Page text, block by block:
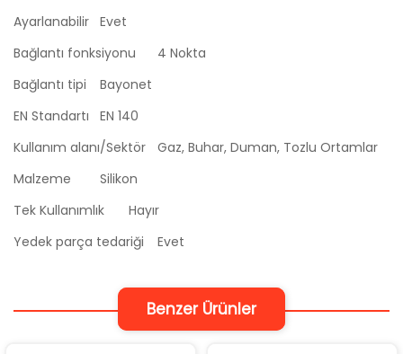
Ayarlanabilir Evet
Bağlantı fonksiyonu
4 Nokta
Bağlantı tipi
Bayonet
EN Standartı
EN 140
Kullanım alanı/Sektör
Gaz, Buhar, Duman, Tozlu Ortamlar
Malzeme
Silikon
Tek Kullanımlık
Hayır
Yedek parça tedariği
Evet
Benzer Ürünler